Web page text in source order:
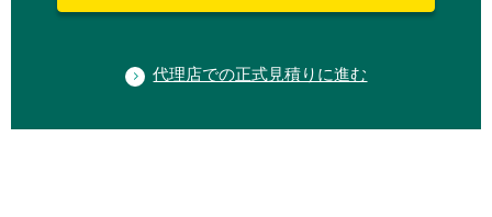
代理店での正式見積りに進む